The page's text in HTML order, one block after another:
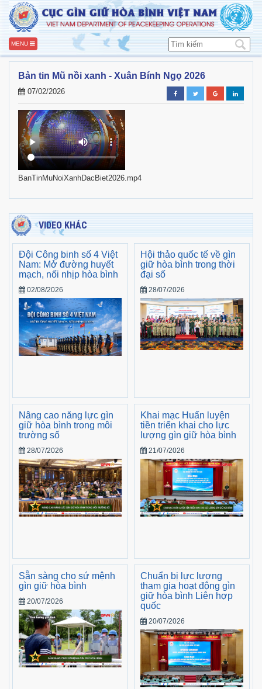
MENU
Bản tin Mũ nồi xanh - Xuân Bính Ngọ 2026
07/02/2026
BanTinMuNoiXanhDacBiet2026.mp4
VIDEO KHÁC
Đội Công binh số 4 Việt
Nam: Mở đường huyết
mạch, nối nhịp hòa bình
02/08/2026
Hội thảo quốc tế về gìn
giữ hòa bình trong thời
đại số
28/07/2026
Nâng cao năng lực gìn
giữ hòa bình trong môi
trường số
28/07/2026
Khai mạc Huấn luyện
tiền triển khai cho lực
lượng gìn giữ hòa bình
21/07/2026
Sẵn sàng cho sứ mệnh
gìn giữ hòa bình
20/07/2026
Chuẩn bị lực lượng
tham gia hoạt động gìn
giữ hòa bình Liên hợp
quốc
20/07/2026